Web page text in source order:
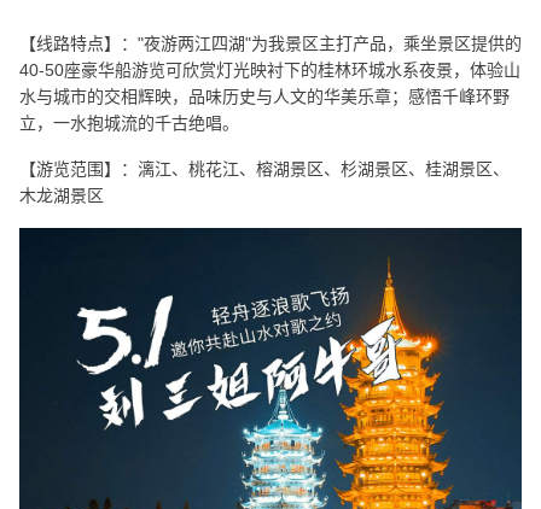
【线路特点】："夜游两江四湖"为我景区主打产品，乘坐景区提供的
40-50座豪华船游览可欣赏灯光映衬下的桂林环城水系夜景，体验山
水与城市的交相辉映，品味历史与人文的华美乐章；感悟千峰环野
立，一水抱城流的千古绝唱。
【游览范围】：漓江、桃花江、榕湖景区、杉湖景区、桂湖景区、
木龙湖景区